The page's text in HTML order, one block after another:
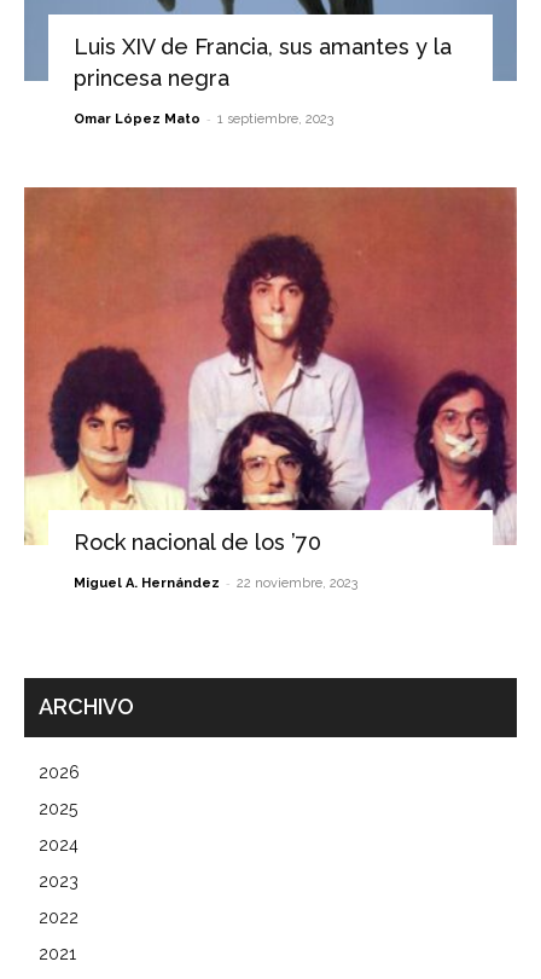
Luis XIV de Francia, sus amantes y la
princesa negra
Omar López Mato - 1 septiembre, 2023
Rock nacional de los ’70
Miguel A. Hernández - 22 noviembre, 2023
ARCHIVO
2026
2025
2024
2023
2022
2021